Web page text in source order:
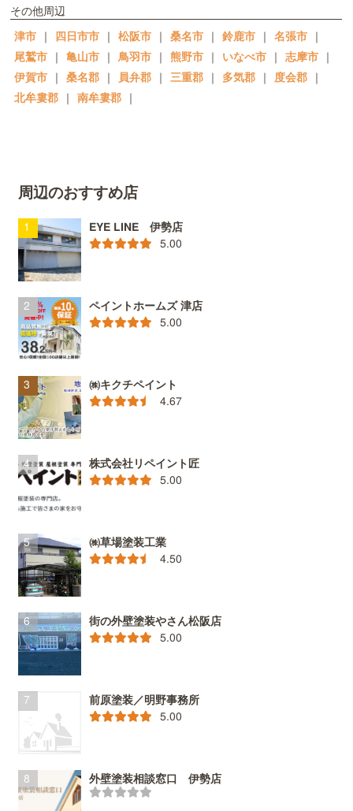
その他周辺
津市 ｜ 四日市市 ｜ 松阪市 ｜ 桑名市 ｜ 鈴鹿市 ｜ 名張市 ｜
尾鷲市 ｜ 亀山市 ｜ 鳥羽市 ｜ 熊野市 ｜ いなべ市 ｜ 志摩市 ｜
伊賀市 ｜ 桑名郡 ｜ 員弁郡 ｜ 三重郡 ｜ 多気郡 ｜ 度会郡 ｜
北牟婁郡 ｜ 南牟婁郡 ｜
周辺のおすすめ店
EYE LINE 伊勢店
5.00
ペイントホームズ 津店
5.00
㈱キクチペイント
4.67
株式会社リペイント匠
5.00
㈱草場塗装工業
4.50
街の外壁塗装やさん松阪店
5.00
前原塗装／明野事務所
5.00
外壁塗装相談窓口 伊勢店